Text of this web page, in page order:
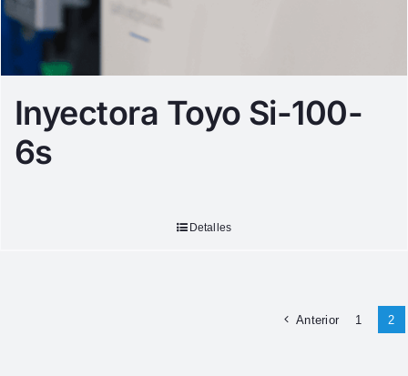
Inyectora Toyo Si-100-
6s
Detalles
Anterior 1 2